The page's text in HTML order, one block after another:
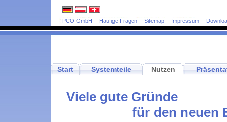
PCO GmbH Häufige Fragen Sitemap Impressum
Start Systemteile Nutzen
Viele gute Gründe
für den neuen